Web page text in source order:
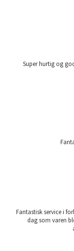
Super hurtig og
Fantastisk service i
dag som varen